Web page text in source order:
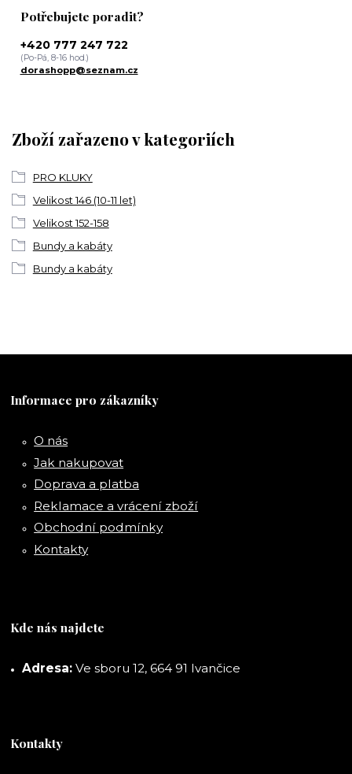
Zboží zařazeno v kategoriích
PRO KLUKY
Velikost 146 (10-11 let)
Velikost 152-158
Bundy a kabáty
Bundy a kabáty
Potřebujete poradit?
+420 777 247 722
(Po-Pá, 8-16 hod.)
dorashopp@seznam.cz
Informace pro zákazníky
O nás
Jak nakupovat
Doprava a platba
Reklamace a vrácení zboží
Obchodní podmínky
Kontakty
Kde nás najdete
Adresa: Ve sboru 12, 664 91 Ivančice
Kontakty